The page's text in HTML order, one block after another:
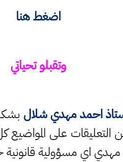
اضغط هنا
وتقبلو تحياتي
احمد مهدي شلال
التعليقات على
اي مسؤولية